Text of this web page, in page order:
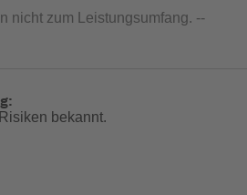
nicht zum Leistungsumfang. --
bekannt.